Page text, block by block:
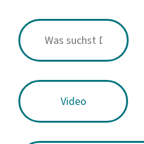
Video